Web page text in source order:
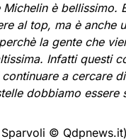
Michelin è bellissimo.
al top, ma è anche
la gente che
Infatti questi
a cercare
dobbiamo essere
Sparvoli ©